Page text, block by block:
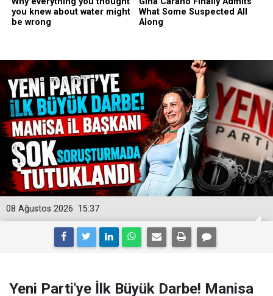
15:37
08 Ağustos 2026
Yeni Parti'ye İlk Büyük Darbe! Manisa